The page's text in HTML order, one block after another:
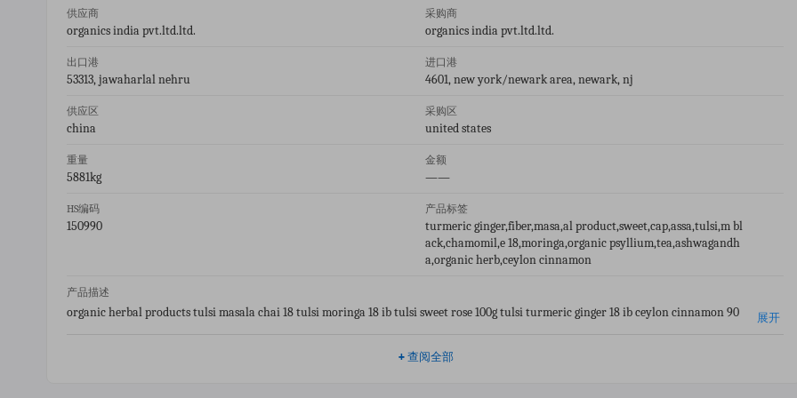
供应商
organics india pvt.ltd.ltd.
采购商
organics india pvt.ltd.ltd.
出口港
53313, jawaharlal nehru
进口港
4601, new york/newark area, newark, nj
供应区
china
采购区
united states
重量
5881kg
金额
——
HS编码
150990
产品标签
turmeric ginger,fiber,masa,al product,sweet,cap,assa,tulsi,m bl
ack,chamomil,e 18,moringa,organic psyllium,tea,ashwagandh
a,organic herb,ceylon cinnamon
产品描述
organic herbal products tulsi masala chai 18 tulsi moringa 18 ib tulsi sweet rose 100g tulsi turmeric ginger 18 ib ceylon cinnamon 90
展开
+ 查阅全部